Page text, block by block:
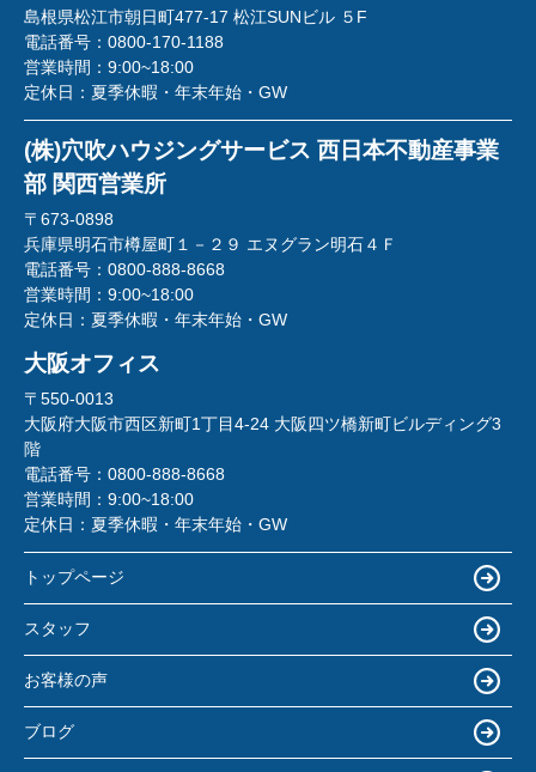
島根県松江市朝日町477-17 松江SUNビル ５F
電話番号： 0800-170-1188
営業時間： 9:00~18:00
定休日： 夏季休暇・年末年始・GW
(株)穴吹ハウジングサービス 西日本不動産事業
部 関西営業所
〒673-0898
兵庫県明石市樽屋町１－２９ エヌグラン明石４Ｆ
電話番号： 0800-888-8668
営業時間： 9:00~18:00
定休日： 夏季休暇・年末年始・GW
大阪オフィス
〒550-0013
大阪府大阪市西区新町1丁目4-24 大阪四ツ橋新町ビルディング3
階
電話番号： 0800-888-8668
営業時間： 9:00~18:00
定休日： 夏季休暇・年末年始・GW
トップページ
スタッフ
お客様の声
ブログ